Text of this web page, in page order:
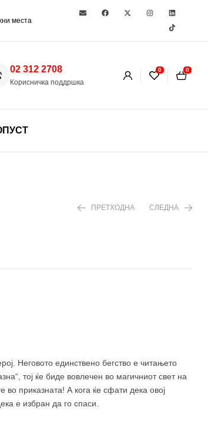
места
02 312 2708
Корисничка поддршка
0 0
ПРЕТХОДНА СЛЕДНА
Неговото единствено бегство е читањето
тој ќе биде вовлечен во магичниот свет на
во приказната! А кога ќе сфати дека овој
е избран да го спаси.